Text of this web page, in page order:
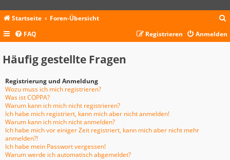
Startseite Foren-Übersicht
c
FAQ Anmelden
Registrieren
Häufig gestellte Fragen
Registrierung und Anmeldung
Wozu muss ich mich registrieren?
Was ist COPPA?
Warum kann ich mich nicht registrieren?
Ich habe mich registriert, kann mich aber nicht anmelden!
Warum kann ich mich nicht anmelden?
Ich habe mich vor einiger Zeit registriert, kann mich aber nicht mehr
anmelden?!
Ich habe mein Passwort vergessen!
Warum werde ich automatisch abgemeldet?